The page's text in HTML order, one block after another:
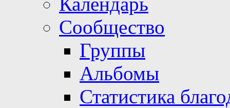
Сообщество
Группы
Альбомы
Статистика